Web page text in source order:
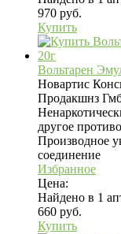
970 руб.
Купить
Вольтарен
Новартис
Продакшнз
другое
Производное
соединение
Избранное
Цена:
Найдено в 1
660 руб.
Купить